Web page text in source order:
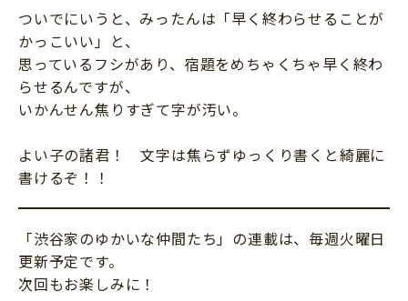
ついでにいうと、みったんは「早く終わらせることが
かっこいい」と、
思っているフシがあり、宿題をめちゃくちゃ早く終わ
らせるんですが、
いかんせん焦りすぎて字が汚い。
よい子の諸君！ 文字は焦らずゆっくり書くと綺麗に
書けるぞ！！
「渋谷家のゆかいな仲間たち」の連載は、毎週火曜日
更新予定です。
次回もお楽しみに！